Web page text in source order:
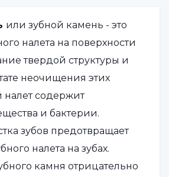
или зубной камень - это
налета на поверхности
твердой структуры и
неочищения этих
налет содержит
и бактерии.
зубов предотвращает
налета на зубах.
камня отрицательно